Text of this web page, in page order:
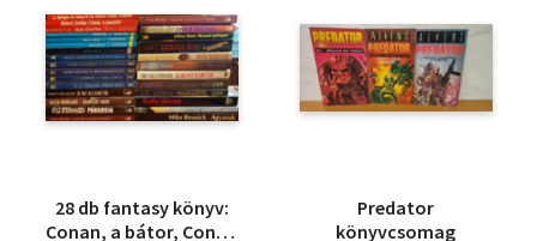
28 db fantasy könyv:
Conan, a bátor, Conan
Predator
könyvcsomag